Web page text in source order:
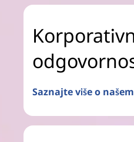
Saznajte više o